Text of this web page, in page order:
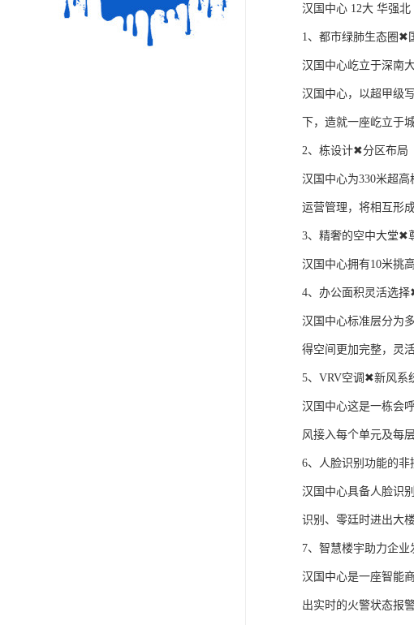
汉国中心 12大 华强
1、都市绿肺生态圈✖
汉国中心屹立于深南
汉国中心，以超甲级
下，造就一座屹立于
2、栋设计✖分区布局
汉国中心为330米超
运营管理，将相互形
3、精奢的空中大堂✖
汉国中心拥有10米挑
4、办公面积灵活选
汉国中心标准层分为
得空间更加完整，灵
5、VRV空调✖新风系
汉国中心这是一栋会
风接入每个单元及每
6、人脸识别功能的非
汉国中心具备人脸识
识别、零廷时进出大楼
7、智慧楼宇助力企业
汉国中心是一座智能
出实时的火警状态报